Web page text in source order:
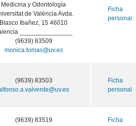
Medicina y Odontología
de València Avda.
Blasco Ibañez, 15 46010
_______________
(9639) 83509
monica.tomas@uv.es
Ficha
personal
(9639) 83503
Ficha
personal
(9639) 83519
Ficha